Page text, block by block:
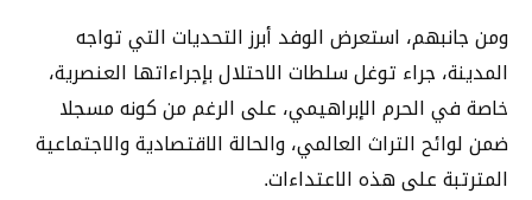
ومن جانبهم، استعرض الوفد أبرز التحديات التي تواجه
المدينة، جراء توغل سلطات الاحتلال بإجراءاتها العنصرية،
خاصة في الحرم الإبراهيمي، على الرغم من كونه مسجلا
ضمن لوائح التراث العالمي، والحالة الاقتصادية والاجتماعية
المترتبة على هذه الاعتداءات.